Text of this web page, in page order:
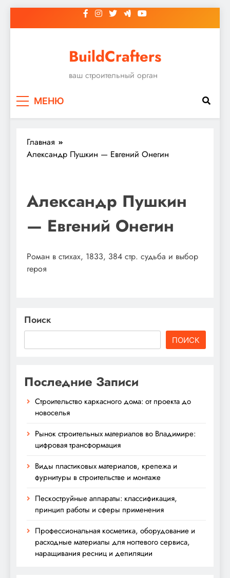
к
BuildCrafters
ваш строительный орган
МЕНЮ
Главная
Александр Пушкин — Евгений Онегин
Александр Пушкин
— Евгений Онегин
Роман в стихах, 1833, 384 стр. судьба и выбор
героя
Поиск
ПОИСК
Последние Записи
Строительство каркасного дома: от проекта до
новоселья
Рынок строительных материалов во Владимире:
цифровая трансформация
Виды пластиковых материалов, крепежа и
фурнитуры в строительстве и монтаже
Пескоструйные аппараты: классификация,
принцип работы и сферы применения
Профессиональная косметика, оборудование и
расходные материалы для ногтевого сервиса,
наращивания ресниц и депиляции